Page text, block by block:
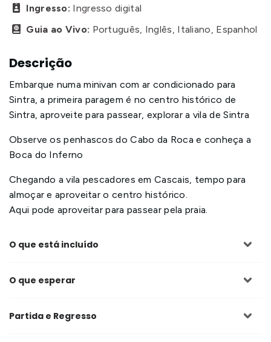
 Ingresso: Ingresso digital
 Guia ao Vivo: Português, Inglês, Italiano, Espanhol
Descrição
Embarque numa minivan com ar condicionado para
Sintra, a primeira paragem é no centro histórico de
Sintra, aproveite para passear, explorar a vila de Sintra
Observe os penhascos do Cabo da Roca e conheça a
Boca do Inferno
Chegando a vila pescadores em Cascais, tempo para
almoçar e aproveitar o centro histórico.
Aqui pode aproveitar para passear pela praia.
O que está incluído
O que esperar
Partida e Regresso